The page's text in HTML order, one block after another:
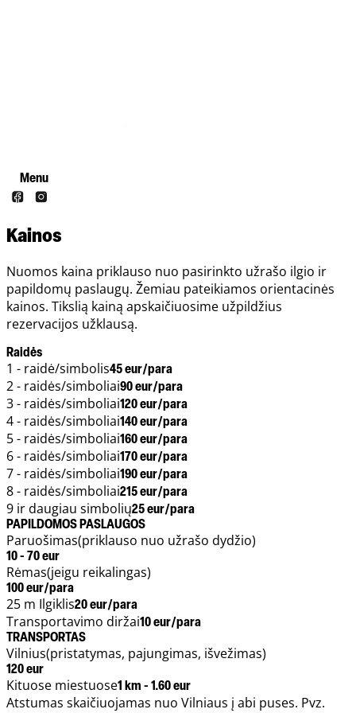
Menu
Kainos
Nuomos kaina priklauso nuo pasirinkto užrašo ilgio ir
papildomų paslaugų. Žemiau pateikiamos orientacinės
kainos. Tikslią kainą apskaičiuosime užpildžius
rezervacijos užklausą.
Raidės
1 - raidė/simbolis45 eur/para
2 - raidės/simboliai90 eur/para
3 - raidės/simboliai120 eur/para
4 - raidės/simboliai140 eur/para
5 - raidės/simboliai160 eur/para
6 - raidės/simboliai170 eur/para
7 - raidės/simboliai190 eur/para
8 - raidės/simboliai215 eur/para
9 ir daugiau simbolių25 eur/para
PAPILDOMOS PASLAUGOS
Paruošimas(priklauso nuo užrašo dydžio)
10 - 70 eur
Rėmas(jeigu reikalingas)
100 eur/para
25 m Ilgiklis20 eur/para
Transportavimo diržai10 eur/para
TRANSPORTAS
Vilnius(pristatymas, pajungimas, išvežimas)
120 eur
Kituose miestuose1 km - 1.60 eur
Atstumas skaičiuojamas nuo Vilniaus į abi puses. Pvz.